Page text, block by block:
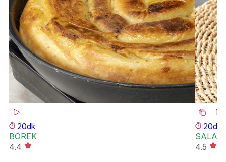
20dk
BÖREK
4.4
20dk
4.5